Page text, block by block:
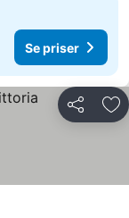
Se priser
Del